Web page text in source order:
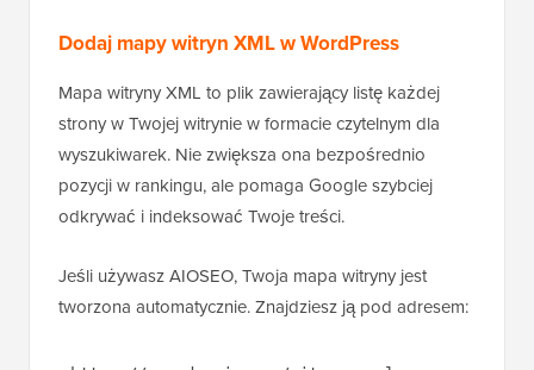
Dodaj mapy witryn XML w WordPress
Mapa witryny XML to plik zawierający listę każdej
strony w Twojej witrynie w formacie czytelnym dla
wyszukiwarek. Nie zwiększa ona bezpośrednio
pozycji w rankingu, ale pomaga Google szybciej
odkrywać i indeksować Twoje treści.
Jeśli używasz AIOSEO, Twoja mapa witryny jest
tworzona automatycznie. Znajdziesz ją pod adresem: